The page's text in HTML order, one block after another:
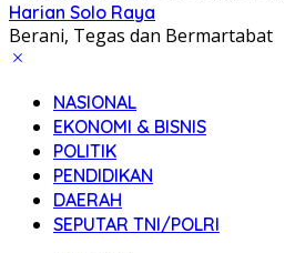
Harian Solo Raya
Berani, Tegas dan Bermartabat
NASIONAL
EKONOMI & BISNIS
POLITIK
PENDIDIKAN
DAERAH
SEPUTAR TNI/POLRI